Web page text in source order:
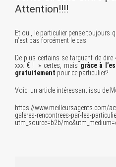
Attention!!!!
Et oui, le particulier pense toujours
n’est pas forcément le cas.
De plus certains se targuent de
xxx € ! » certes, mais grâce à
gratuitement pour ce particulier?
Voici un article intéressant issu de
https://www.meilleursagents.com/
galeres-rencontrees-par-les-
utm_source=b2b/